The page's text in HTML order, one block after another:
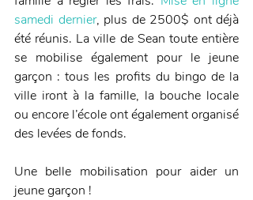
samedi dernier, plus de 2500$ ont déjà
été réunis. La ville de Sean toute entière
se mobilise également pour le jeune
garçon : tous les profits du bingo de la
ville iront à la famille, la bouche locale
ou encore l’école ont également organisé
des levées de fonds.
Une belle mobilisation pour aider un
jeune garçon !